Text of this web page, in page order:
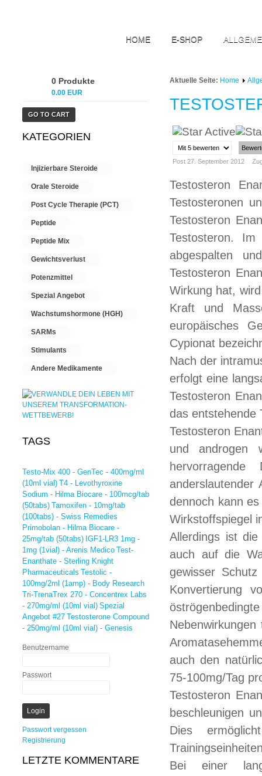
HOME E-SHOP
Aktuelle Seite: Home
Rate
Post 27. September 2012
Testosteron
Testosteronen
Testosteron
Testosteron.
abgespalten
Testosteron
Wirkung hat,
Kraft und
europäisches
Cypionat
Nach der
erfolgt eine
Testosteron
das entstehende
Testosteron
und androgen
dennoch kann
Wirkstoffspiegel
Allerdings ist
auch auf die
gewisser
Konvertierung
auch den
75-100mg/Tag
Testosteron
beschleunigen
Dies
Bei einer
0 Produkte
0.00 EUR
GO TO CART
KATEGORIEN
Injizierbare Steroide
Orale Steroide
Post Cycle Therapie (PCT)
Peptide
Peptide Mix
Gewichtsverlust
Potenzmittel
Spezial Angebot
Wachstumshormone (HGH)
SARMs
Stimulants
Andere Medikamente
TAGS
Testo-Mix 400 - GenTec - 400mg/ml
(10ml vial) T4 - Levothyroxine
Sodium - Hilma Biocare - 100mcg/tab
(50tabs) Tamoxifen - 10mg/tab
(100tabs) - Swiss Remedies
Primobolan - Hilma Biocare -
25mg/tab (50tabs) IGF1-LR3 1mg -
1mg (1vial) - Arenis Medico Test-
Enanthate - Sterling Knight
Pharmaceuticals Testolic -
100mg/2ml (1amp) - Body Research
Tri-TrenaTrex 270 - Concentrex Labs
- 270mg/ml (10ml vial) Spezial
Angebot #27 Testosterone Compound
- 250mg/ml (10ml vial) - Genesis
Benutzername
Passwort
Passwort vergessen
Registrierung
LETZTE KOMMENTARE